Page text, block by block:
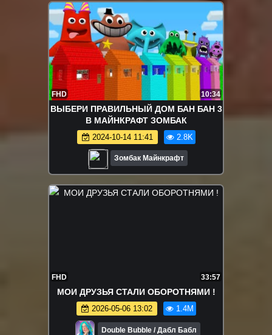
FHD 10:34
ВЫБЕРИ ПРАВИЛЬНЫЙ ДОМ БАН БАН 3
В МАЙНКРАФТ ЗОМБАК
2024-10-14 11:41 2.8K
Зомбак Майнкрафт
FHD 33:57
МОИ ДРУЗЬЯ СТАЛИ ОБОРОТНЯМИ !
2026-05-06 13:02 1.4M
Double Bubble / Дабл Бабл